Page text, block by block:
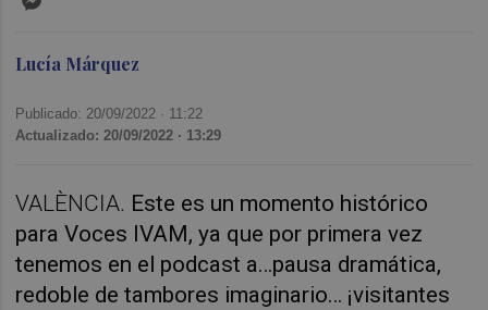
Lucía Márquez
Publicado: 20/09/2022 · 11:22
Actualizado: 20/09/2022 · 13:29
VALÈNCIA. Este es un momento histórico
para Voces IVAM, ya que por primera vez
tenemos en el podcast a…pausa dramática,
redoble de tambores imaginario… ¡visitantes